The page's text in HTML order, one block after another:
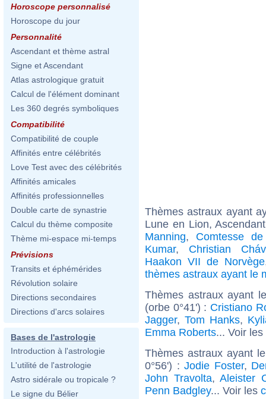
Horoscope personnalisé
Horoscope du jour
Personnalité
Ascendant et thème astral
Signe et Ascendant
Atlas astrologique gratuit
Calcul de l'élément dominant
Les 360 degrés symboliques
Compatibilité
Compatibilité de couple
Affinités entre célébrités
Love Test avec des célébrités
Affinités amicales
Affinités professionnelles
Double carte de synastrie
Calcul du thème composite
Thème mi-espace mi-temps
Prévisions
Transits et éphémérides
Révolution solaire
Directions secondaires
Directions d'arcs solaires
Bases de l'astrologie
Introduction à l'astrologie
L'utilité de l'astrologie
Astro sidérale ou tropicale ?
Le signe du Bélier
Thèmes astraux ayant
Lune en Lion,
Manning, Comtesse
Kumar, Christian
Haakon VII de Norvège
thèmes astraux ayant le
Thèmes astraux ayant
(orbe 0°41') : Cristiano
Jagger, Tom Hanks,
Emma Roberts... Voir les
Thèmes astraux ayant
0°56') :Jodie Foster,
John Travolta,Aleister
Penn Badgley... Voir les